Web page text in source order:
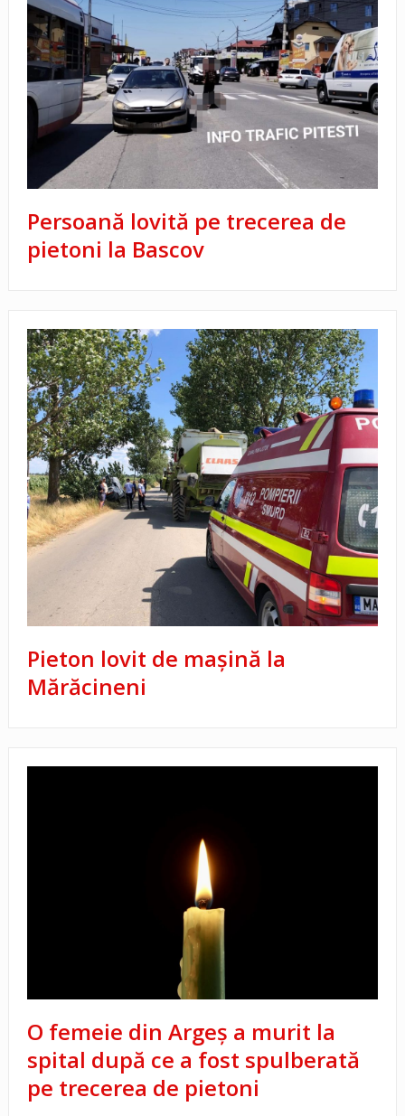
Persoană lovită pe trecerea de
pietoni la Bascov
Pieton lovit de mașină la
Mărăcineni
O femeie din Argeș a murit la
spital după ce a fost spulberată
pe trecerea de pietoni